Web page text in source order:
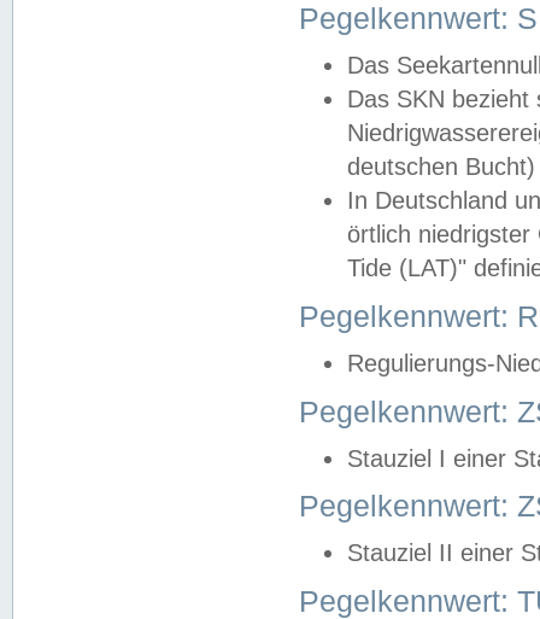
Pegelkennwert:
Das
Das SKN
deutschen
In Deutschland
örtlich
Tide (LAT)"
Pegelkennwert:
Regulierungs-
Pegelkennwert:
Stauziel I einer
Pegelkennwert:
Stauziel II einer
Pegelkennwert: